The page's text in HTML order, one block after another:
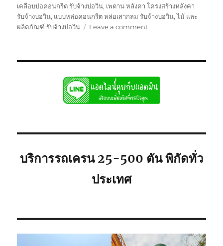
เคลือบบ่อคอนกรีต รับจ้างบ่อวิน, เพดาน หลังคา โครงสร้างหลังคา
รับจ้างบ่อวิน, แบบหล่อคอนกรีต หล่อเสากลม รับจ้างบ่อวิน,ไม้ และ
ผลิตภัณฑ์ รับจ้างบ่อวิน
Leave a commenton
วิน
ศรีราชา
พิกัด
บริการรถเครน 25-500 ตัน พิกัดทั่ว
ประเทศ